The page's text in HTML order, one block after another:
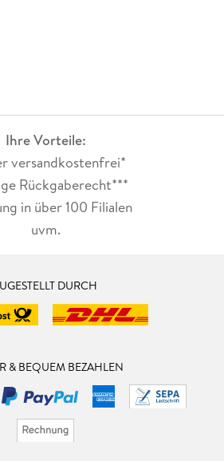
Ihre Vorteile:
versandkostenfrei*
Rückgaberecht***
in über 100 Filialen
uvm.
DURCH
& BEQUEM BEZAHLEN